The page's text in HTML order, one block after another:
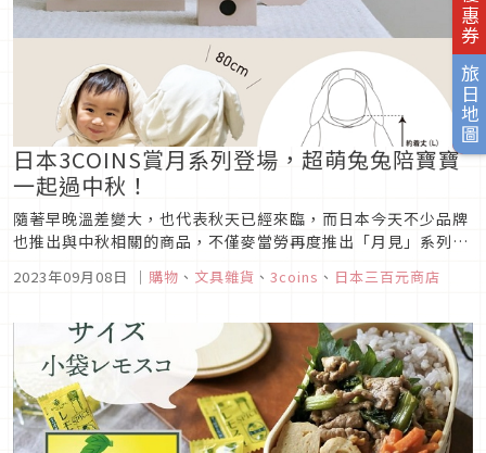
旅日地圖
日本3COINS賞月系列登場，超萌兔兔陪寶寶
一起過中秋！
隨著早晚溫差變大，也代表秋天已經來臨，而日本今天不少品牌
也推出與中秋相關的商品，不僅麥當勞再度推出「月見」系列餐
點，雜貨品牌3COINS也推出了賞月系列的周邊，一起來看看
吧！
2023年09月08日 ｜ 購物 、 文具雜貨 、 3coins 、 日本三百元商店